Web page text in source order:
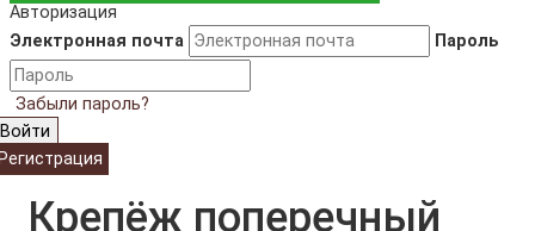
Авторизация
Электронная почта
Пароль
Забыли пароль?
Войти
Крепёж поперечный